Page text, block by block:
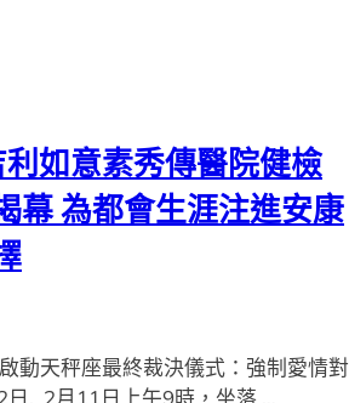
如意素秀傳醫院健檢
幕 為都會生涯注進安康
動天秤座最終裁決儀式：強制愛情對
日, 2月11日上午9時，坐落 …